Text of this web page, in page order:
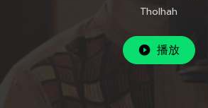
Tholhah
播放